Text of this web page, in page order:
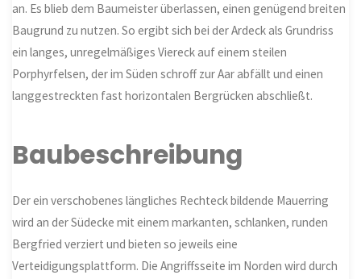
an. Es blieb dem Baumeister überlassen, einen genügend breiten
Baugrund zu nutzen. So ergibt sich bei der Ardeck als Grundriss
ein langes, unregelmäßiges Viereck auf einem steilen
Porphyrfelsen, der im Süden schroff zur Aar abfällt und einen
langgestreckten fast horizontalen Bergrücken abschließt.
Baubeschreibung
Der ein verschobenes längliches Rechteck bildende Mauerring
wird an der Südecke mit einem markanten, schlanken, runden
Bergfried verziert und bieten so jeweils eine
Verteidigungsplattform. Die Angriffsseite im Norden wird durch